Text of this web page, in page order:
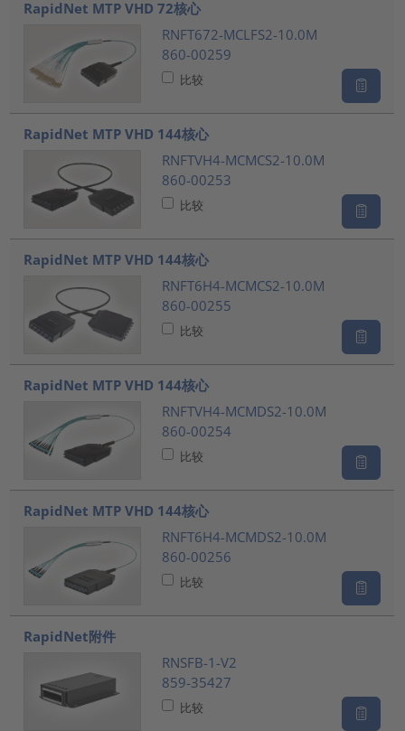
RapidNet MTP VHD 72核心
RNFT672-MCLFS2-10.0M
860-00259
比较
RapidNet MTP VHD 144核心
RNFTVH4-MCMCS2-10.0M
860-00253
比较
RapidNet MTP VHD 144核心
RNFT6H4-MCMCS2-10.0M
860-00255
比较
RapidNet MTP VHD 144核心
RNFTVH4-MCMDS2-10.0M
860-00254
比较
RapidNet MTP VHD 144核心
RNFT6H4-MCMDS2-10.0M
860-00256
比较
RapidNet附件
RNSFB-1-V2
859-35427
比较